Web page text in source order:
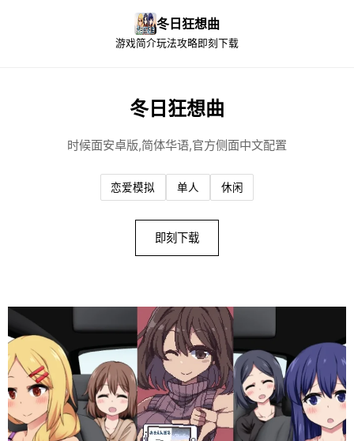
冬日狂想曲
游戏简介玩法攻略即刻下载
冬日狂想曲
时候面安卓版,简体华语,官方侧面中文配置
恋爱模拟 单人 休闲
即刻下载